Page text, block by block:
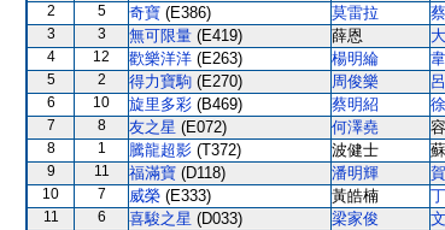
2
5 奇寶 (E386) 莫雷拉
3
3 無可限量 (E419) 薛恩
4
12 歡樂洋洋 (E263) 楊明綸
5
2 得力寶駒 (E270) 周俊樂
6
10 旋里多彩 (B469) 蔡明紹
7
8 友之星 (E072) 何澤堯
8
1 騰龍超影 (T372) 波健士
9
11 福滿寶 (D118) 潘明輝
10
7 威榮 (E333) 黃皓楠
11
6 喜駿之星 (D033) 梁家俊